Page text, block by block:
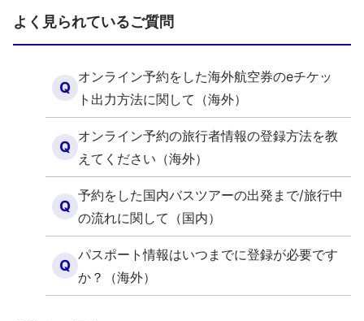
よく見られているご質問
Q
オンライン予約をした海外航空券のeチケッ
ト出力方法に関して（海外）
Q
オンライン予約の旅行者情報の登録方法を教
えてください（海外）
Q
予約をした国内バスツアーの出発まで/旅行中
の流れに関して（国内）
Q
パスポート情報はいつまでに登録が必要です
か？（海外）